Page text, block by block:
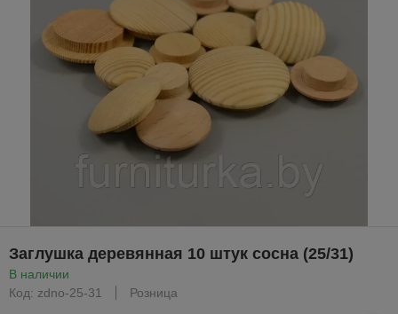
Заглушка деревянная 10 штук сосна (25/31)
В наличии
Код: zdno-25-31
Розница